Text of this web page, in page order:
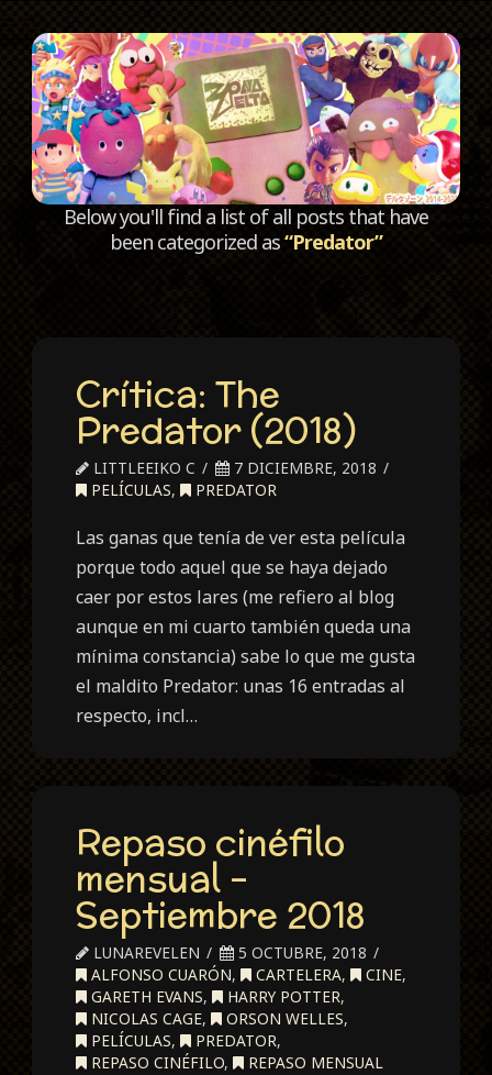
Below you'll find a list of all posts that have
been categorized as“Predator”
Crítica: The
Predator (2018)
LITTLEEIKO C
7 DICIEMBRE, 2018
PELÍCULAS, PREDATOR
Las ganas que tenía de ver esta película
porque todo aquel que se haya dejado
caer por estos lares (me refiero al blog
aunque en mi cuarto también queda una
mínima constancia) sabe lo que me gusta
el maldito Predator: unas 16 entradas al
respecto, incl…
Repaso cinéfilo
mensual –
Septiembre 2018
LUNAREVELEN
5 OCTUBRE, 2018
ALFONSO CUARÓN, CARTELERA, CINE,
GARETH EVANS, HARRY POTTER,
NICOLAS CAGE, ORSON WELLES,
PELÍCULAS, PREDATOR,
REPASO CINÉFILO, REPASO MENSUAL